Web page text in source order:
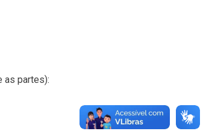
as partes):